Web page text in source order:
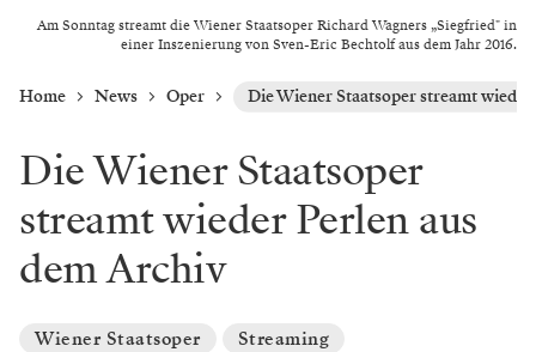
Am Sonntag streamt die Wiener Staatsoper Richard Wagners „Siegfried" in
einer Inszenierung von Sven-Eric Bechtolf aus dem Jahr 2016.
Home News Oper Die Wiener Staatsoper streamt
Die Wiener Staatsoper
streamt wieder Perlen aus
dem Archiv
Wiener Staatsoper Streaming